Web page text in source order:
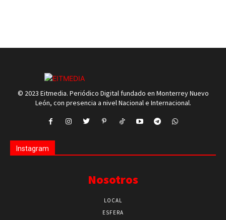
© 2023 Eitmedia. Periódico Digital fundado en Monterrey Nuevo
León, con presencia a nivel Nacional e Internacional.
Instagram
Nosotros
LOCAL
ESFERA